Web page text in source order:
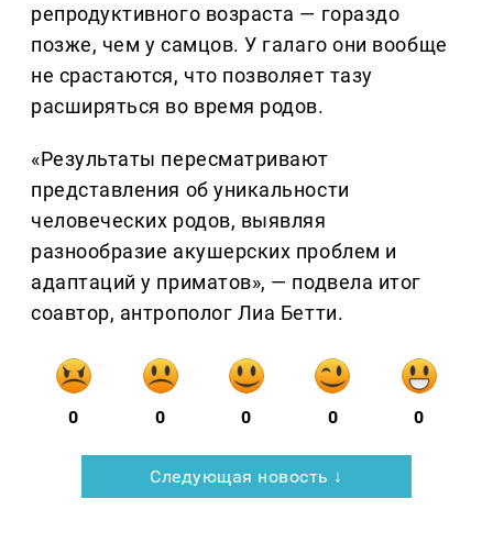
репродуктивного возраста — гораздо
позже, чем у самцов. У галаго они вообще
не срастаются, что позволяет тазу
расширяться во время родов.
«Результаты пересматривают
представления об уникальности
человеческих родов, выявляя
разнообразие акушерских проблем и
адаптаций у приматов», — подвела итог
соавтор, антрополог Лиа Бетти.
0 0 0 0 0
Следующая новость ↓